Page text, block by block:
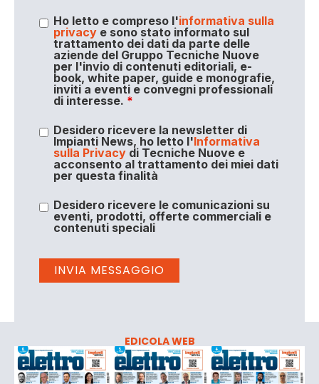
Ho letto e compreso l'informativa sulla
privacye sono stato informato sul
trattamento dei dati da parte delle
aziende del Gruppo Tecniche Nuove
per l'invio di contenuti editoriali, e-
book, white paper, guide e monografie,
inviti a eventi e convegni professionali
di interesse. *
Desidero ricevere la newsletter di
Impianti News, ho letto l'Informativa
sulla Privacydi Tecniche Nuove e
acconsento al trattamento dei miei dati
per questa finalità
Desidero ricevere le comunicazioni su
eventi, prodotti, offerte commerciali e
contenuti speciali
EDICOLA WEB